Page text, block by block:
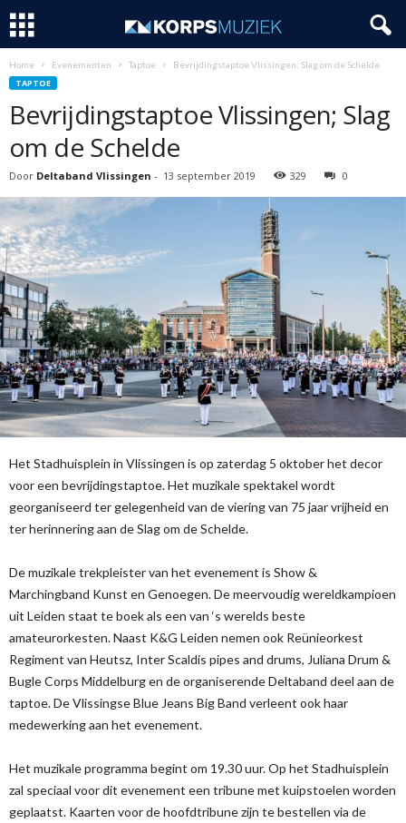
Home Evenementen Taptoe Bevrijdingstaptoe Vlissingen; Slag om de Schelde
TAPTOE
Bevrijdingstaptoe Vlissingen; Slag
om de Schelde
Door Deltaband Vlissingen - 13 september 2019 329 0
Het Stadhuisplein in Vlissingen is op zaterdag 5 oktober het decor
voor een bevrijdingstaptoe. Het muzikale spektakel wordt
georganiseerd ter gelegenheid van de viering van 75 jaar vrijheid en
ter herinnering aan de Slag om de Schelde.
De muzikale trekpleister van het evenement is Show &
Marchingband Kunst en Genoegen. De meervoudig wereldkampioen
uit Leiden staat te boek als een van ‘s werelds beste
amateurorkesten. Naast K&G Leiden nemen ook Reünieorkest
Regiment van Heutsz, Inter Scaldis pipes and drums, Juliana Drum &
Bugle Corps Middelburg en de organiserende Deltaband deel aan de
taptoe. De Vlissingse Blue Jeans Big Band verleent ook haar
medewerking aan het evenement.
Het muzikale programma begint om 19.30 uur. Op het Stadhuisplein
zal speciaal voor dit evenement een tribune met kuipstoelen worden
geplaatst. Kaarten voor de hoofdtribune zijn te bestellen via de